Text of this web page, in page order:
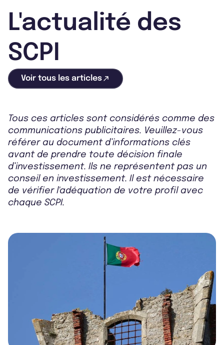
L'actualité des
SCPI
Voir tous les articles
Tous ces articles sont considérés comme des
communications publicitaires. Veuillez-vous
référer au document d’informations clés
avant de prendre toute décision finale
d’investissement. Ils ne représentent pas un
conseil en investissement. Il est nécessaire
de vérifier l'adéquation de votre profil avec
chaque SCPI.